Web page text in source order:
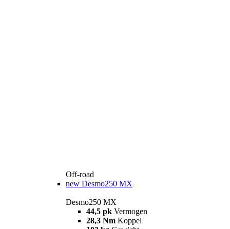
Off-road
new Desmo250 MX
Desmo250 MX
44,5 pk Vermogen
28,3 Nm Koppel